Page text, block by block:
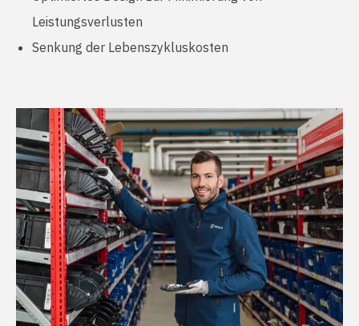
Leistungsverlusten
Senkung der Lebenszykluskosten